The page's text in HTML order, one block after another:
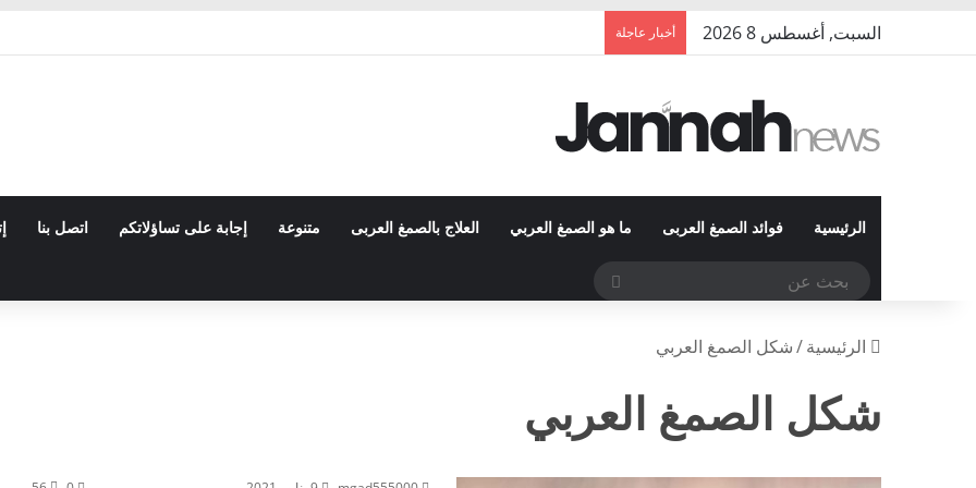
السبت, أغسطس 8 2026 أخبار عاجلة
الرئيسية فوائد الصمغ العربى ما هو الصمغ العربي العلاج بالصمغ العربى متنوعة إجابة على تساؤلاتكم اتصل بنا
الرئيسية/شكل الصمغ العربي
شكل الصمغ العربي